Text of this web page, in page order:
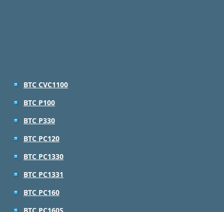
BTC CVC1100
BTC P100
BTC P330
BTC PC120
BTC PC1330
BTC PC1331
BTC PC160